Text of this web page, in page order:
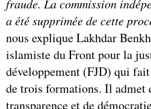
fraude. La commission
a été supprimée de cette
nous explique Lakhdar
islamiste du Front pour la
développement (FJD) qui
de trois formations. Il admet
transparence et de